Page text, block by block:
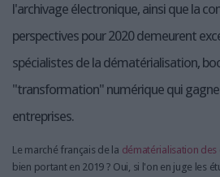
l'archivage électronique, ainsi que la
perspectives pour 2020 demeurent
spécialistes de la dématérialisation,
"transformation" numérique qui
entreprises.
Le marché français de la dématérialisation des
bien portant en 2019 ? Oui, si l'on en juge les